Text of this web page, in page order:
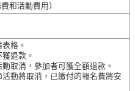
和活動費用）
格。
退款 。
取消，參加者可獲全額退款 。
活動將取消，已繳付的報名費將安